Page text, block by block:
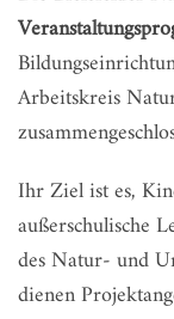
Arbeitskreis
Ihr Ziel ist es,
außerschulische
des Natur- und
dienen